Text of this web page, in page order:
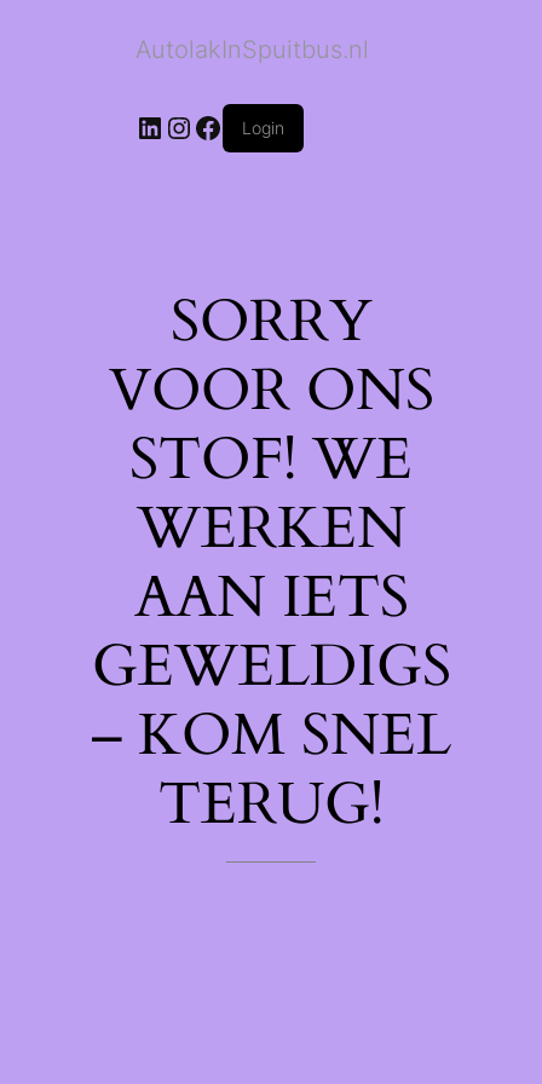
AutolakInSpuitbus.nl
LinkedIn
Instagram
Facebook
Login
SORRY
VOOR ONS
STOF! WE
WERKEN
AAN IETS
GEWELDIGS
– KOM SNEL
TERUG!